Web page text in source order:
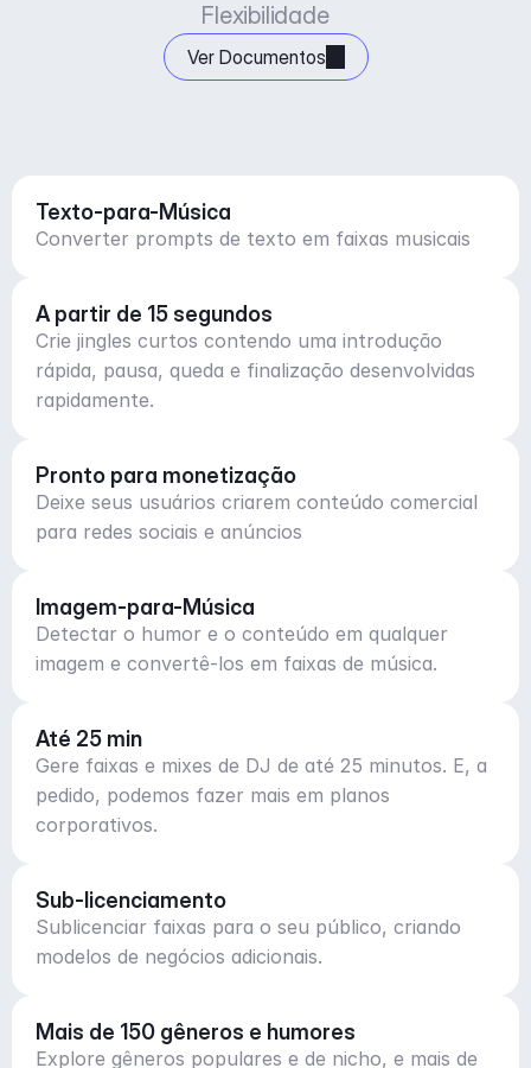
Flexibilidade
Ver Documentos
Texto-para-Música
Converter prompts de texto em faixas musicais
A partir de 15 segundos
Crie jingles curtos contendo uma introdução
rápida, pausa, queda e finalização desenvolvidas
rapidamente.
Pronto para monetização
Deixe seus usuários criarem conteúdo comercial
para redes sociais e anúncios
Imagem-para-Música
Detectar o humor e o conteúdo em qualquer
imagem e convertê-los em faixas de música.
Até 25 min
Gere faixas e mixes de DJ de até 25 minutos. E, a
pedido, podemos fazer mais em planos
corporativos.
Sub-licenciamento
Sublicenciar faixas para o seu público, criando
modelos de negócios adicionais.
Mais de 150 gêneros e humores
Explore gêneros populares e de nicho, e mais de